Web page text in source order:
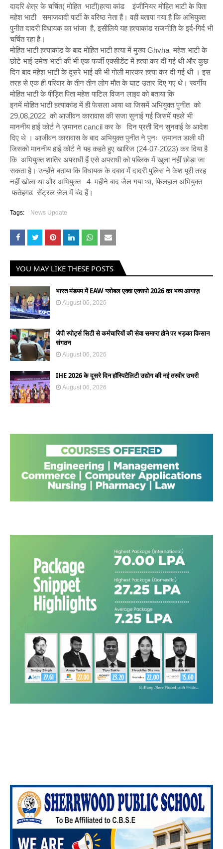
दादरि क्षेत्र के चर्चित( मोहित भाटी)हत्या कांड इंजीनियर मोहित भाटी के पिता
महेश भाटी समाजवादी पार्टी के वरिष्ठ नेता हैं। वही बताया गया है कि अभियुक्त
पुनीत दादरी विधायक का भांजा है, इसीलिये यह हत्याकांड राजनीति के इर्द-गिर्द भी
चर्चित रहा है।
मोहित भाटी हत्याकांड के बाद मोहित भाटी हत्या में मुख्य Ghvha महेश भाटी के
छोटे भाई उमेश भाटी की भी एक फर्जी एक्सीडेंट में हत्या कर दी गई थी और कुछ
दिन बाद महेश भाटी के दूसरे भाई की भी गोली मारकर हत्या कर दी गई थी । इस
तरह से एक ही परिवार के तीन तीन लोग मौत के घाट उतार दिए गए थे। स्वर्गीय
मोहित भाटी के पीड़ित पिता महेश पाटिल विजन लाइव को बताया कि
इनमें मोहित भाटी हत्याकांड में ही फेसला आया था जिसमें अभियुक्त पुनीत को
29,08,2022 को आजीवन कारावास की सजा सुनाई गई जिसमें पहले भी
माननीय हाई कोर्ट ने ज़मानत cancil कर के दिन प्रती दिन सुनवाई के आदेश
दिए थे । आजीवन कारावास के बाद अभियुक्त पुनीत ने पुनः ज़मानत डाली थी
जिसको माननीय हाई कोर्ट ने यह कहते हुए खारिज (24-07-2023) कर दिया है
कि अभियुक्त शातिर अपराधी हैं एसे अपराधी को पब्लिक में खुला नहीं छोड़ा जा
सकता है। उन्होंने बताया कि विधायक के दबाव में दादरी पुलिस ने केश पूरी तरह
नहीं खोला था और अभियुक्त 4 महीने बाद जैल गया था, फिलहाल अभियुक्त
फतेहगढ सेंट्रल जेल में बंद हैं।
Tags: News Update
YOU MAY LIKE THESE POSTS
भारत मंडपम में EAW ग्लोबल एक्वा एक्सपो 2026 का भव्य आगाज़
August 06, 2026
जेपी स्पोर्ट्स सिटी से कर्मचारियों की सेवा समाप्त होने पर भड़का किसान
संगठन
August 06, 2026
IHE 2026 के दूसरे दिन हॉस्पिटैलिटी उद्योग की नई तस्वीर उभरी
August 06, 2026